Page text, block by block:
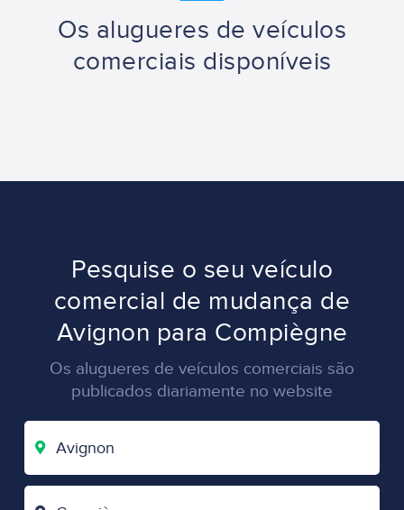
Os alugueres de veículos
comerciais disponíveis
Pesquise o seu veículo
comercial de mudança de
Avignon para Compiègne
Os alugueres de veículos comerciais são
publicados diariamente no website